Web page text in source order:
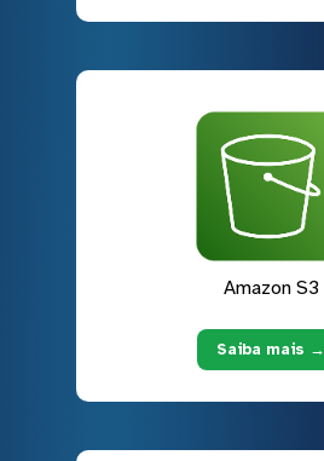
Amazon S3
Saiba mais →